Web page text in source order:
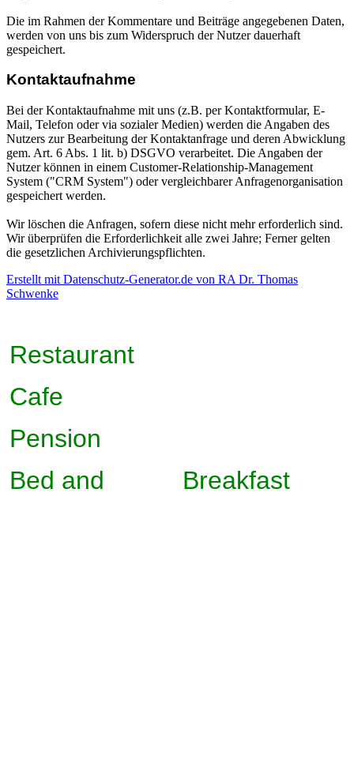
Die im Rahmen der Kommentare und Beiträge angegebenen Daten,
werden von uns bis zum Widerspruch der Nutzer dauerhaft
gespeichert.
Kontaktaufnahme
Bei der Kontaktaufnahme mit uns (z.B. per Kontaktformular, E-
Mail, Telefon oder via sozialer Medien) werden die Angaben des
Nutzers zur Bearbeitung der Kontaktanfrage und deren Abwicklung
gem. Art. 6 Abs. 1 lit. b) DSGVO verarbeitet. Die Angaben der
Nutzer können in einem Customer-Relationship-Management
System ("CRM System") oder vergleichbarer Anfragenorganisation
gespeichert werden.
Wir löschen die Anfragen, sofern diese nicht mehr erforderlich sind.
Wir überprüfen die Erforderlichkeit alle zwei Jahre; Ferner gelten
die gesetzlichen Archivierungspflichten.
Erstellt mit Datenschutz-Generator.de von RA Dr. Thomas
Schwenke
Restaurant
Cafe
Pension
Bed and Breakfast